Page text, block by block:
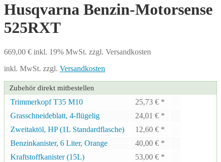
Husqvarna Benzin-Motorsense
525RXT
669,00 € inkl. 19% MwSt. zzgl. Versandkosten
inkl. MwSt. zzgl. Versandkosten
Zubehör direkt mitbestellen
Trimmerkopf T35 M10 25,73 € *
Grasschneideblatt, 4-flügelig
24,01 € *
Zweitaktöl, HP (1L Standardflasche)
12,60 € *
Benzinkanister, 6 Liter, Orange
40,00 € *
Kraftstoffkanister (15L)
53,00 € *